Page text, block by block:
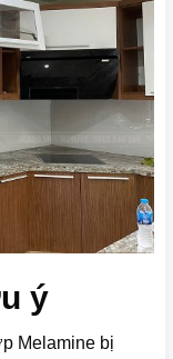
ý
Melamine bị